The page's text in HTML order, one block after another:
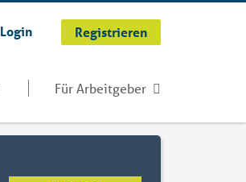
Login Registrieren
Für Arbeitgeber